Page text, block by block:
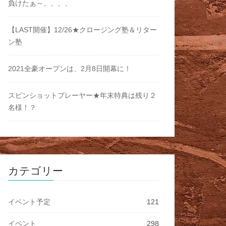
負けたぁ～、、、、
【LAST開催】12/26★クロージング塾＆リター
ン塾
2021全豪オープンは、2月8日開幕に！
スピンショットプレーヤー★年末特典は残り２
名様！？
カテゴリー
イベント予定 121
イベント 298